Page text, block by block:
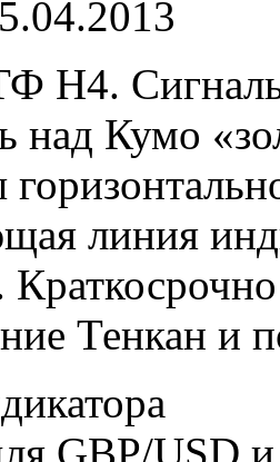
Н4.
над Кумо
линия
Тенкан и